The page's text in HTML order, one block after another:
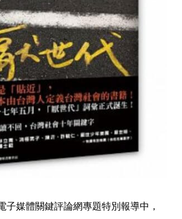
子媒體關鍵評論網專題特別報導中，